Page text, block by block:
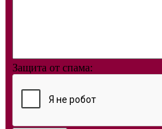
Защита от спама: